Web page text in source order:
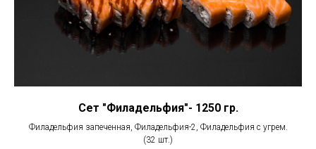
Сет "Филадельфия"- 1250 гр.
Филадельфия запеченная, Филадельфия-2, Филадельфия с угрем.
(32 шт.)